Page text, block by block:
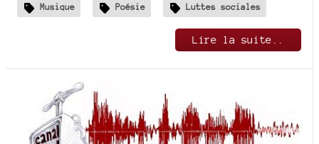
Musique Poésie Luttes sociales
Lire la suite..